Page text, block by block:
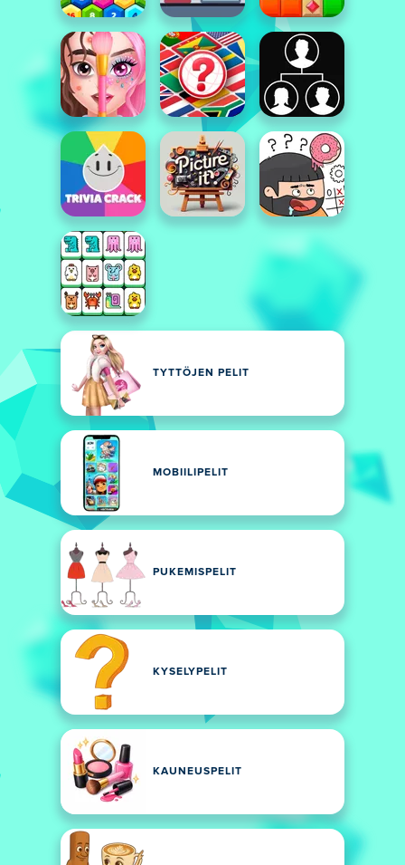
TYTTÖJEN PELIT
MOBIILIPELIT
PUKEMISPELIT
KYSELYPELIT
KAUNEUSPELIT